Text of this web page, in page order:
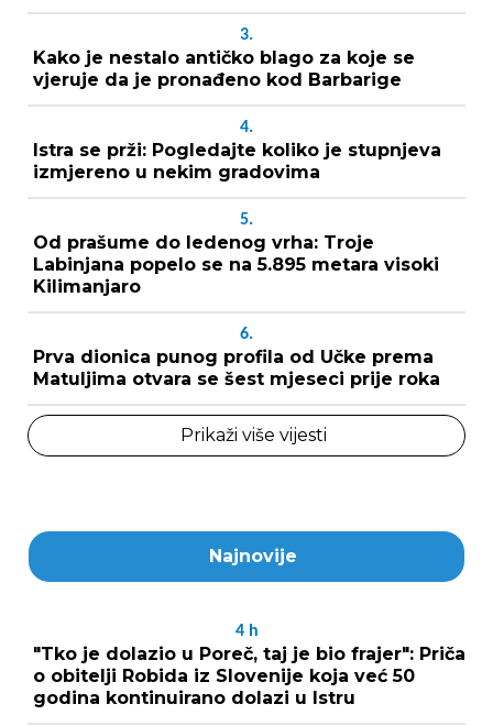
3.
Kako je nestalo antičko blago za koje se
vjeruje da je pronađeno kod Barbarige
4.
Istra se prži: Pogledajte koliko je stupnjeva
izmjereno u nekim gradovima
5.
Od prašume do ledenog vrha: Troje
Labinjana popelo se na 5.895 metara visoki
Kilimanjaro
6.
Prva dionica punog profila od Učke prema
Matuljima otvara se šest mjeseci prije roka
Prikaži više vijesti
Najnovije
4 h
"Tko je dolazio u Poreč, taj je bio frajer": Priča
o obitelji Robida iz Slovenije koja već 50
godina kontinuirano dolazi u Istru